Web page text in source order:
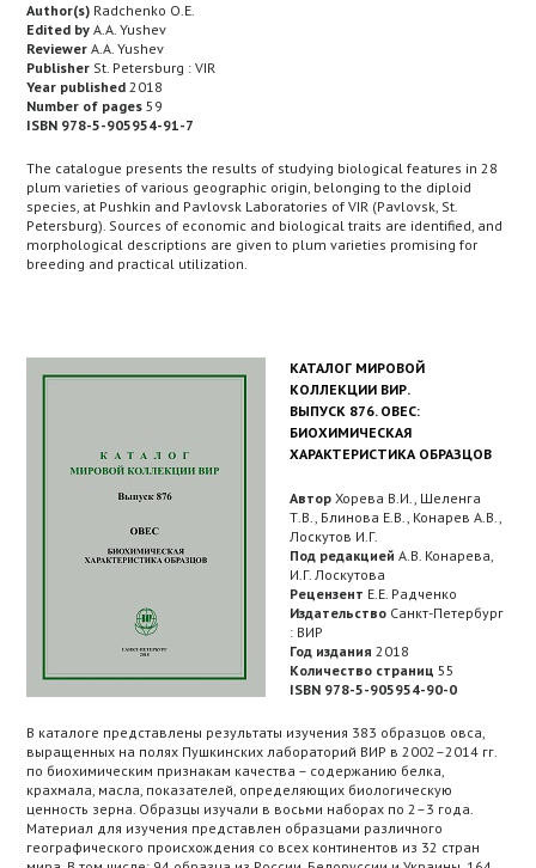
Author(s) Radchenko O.E.
Edited by A.A. Yushev
Reviewer A.A. Yushev
Publisher St. Petersburg : VIR
Year published 2018
Number of pages 59
ISBN 978-5-905954-91-7
The catalogue presents the results of studying biological features in 28
plum varieties of various geographic origin, belonging to the diploid
species, at Pushkin and Pavlovsk Laboratories of VIR (Pavlovsk, St.
Petersburg). Sources of economic and biological traits are identified, and
morphological descriptions are given to plum varieties promising for
breeding and practical utilization.
КАТАЛОГ МИРОВОЙ
КОЛЛЕКЦИИ ВИР.
ВЫПУСК 876. ОВЕС:
БИОХИМИЧЕСКАЯ
ХАРАКТЕРИСТИКА ОБРАЗЦОВ
Автор Хорева В.И., Шеленга
Т.В., Блинова Е.В., Конарев А.В.,
Лоскутов И.Г.
Под редакцией А.В. Конарева,
И.Г. Лоскутова
Рецензент Е.Е. Радченко
Издательство Санкт-Петербург
: ВИР
Год издания 2018
Количество страниц 55
ISBN 978-5-905954-90-0
В каталоге представлены результаты изучения 383 образцов овса,
выращенных на полях Пушкинских лабораторий ВИР в 2002–2014 гг.
по биохимическим признакам качества – содержанию белка,
крахмала, масла, показателей, определяющих биологическую
ценность зерна. Образцы изучали в восьми наборах по 2–3 года.
Материал для изучения представлен образцами различного
географического происхождения со всех континентов из 32 стран